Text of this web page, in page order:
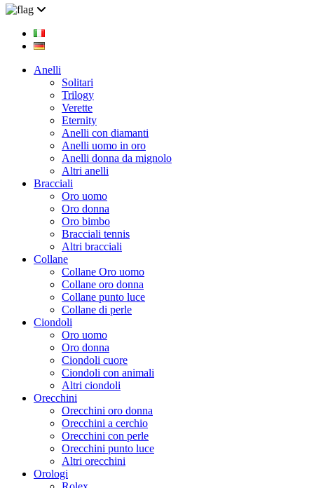
Anelli
Solitari
Trilogy
Verette
Eternity
Anelli con diamanti
Anelli uomo in oro
Anelli donna da mignolo
Altri anelli
Bracciali
Oro uomo
Oro donna
Oro bimbo
Bracciali tennis
Altri bracciali
Collane
Collane Oro uomo
Collane oro donna
Collane punto luce
Collane di perle
Ciondoli
Oro uomo
Oro donna
Ciondoli cuore
Ciondoli con animali
Altri ciondoli
Orecchini
Orecchini oro donna
Orecchini a cerchio
Orecchini con perle
Orecchini punto luce
Altri orecchini
Orologi